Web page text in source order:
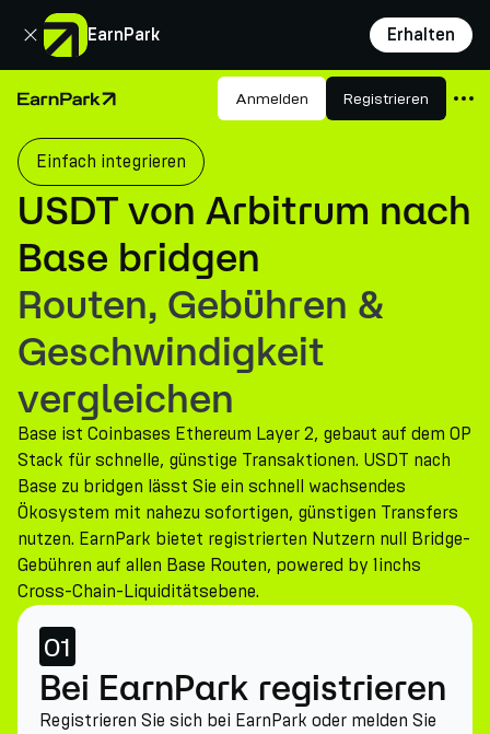
EarnPark Erhalten
Schließen
Startseite Anmelden Registrieren
Produkte
Märkte
Rechner
PARK Token
Ressourcen
Unternehmen
Einfach integrieren
USDT von Arbitrum nach
Base bridgen
Routen, Gebühren &
Geschwindigkeit
vergleichen
Base ist Coinbases Ethereum Layer 2, gebaut auf dem OP
Stack für schnelle, günstige Transaktionen. USDT nach
Base zu bridgen lässt Sie ein schnell wachsendes
Ökosystem mit nahezu sofortigen, günstigen Transfers
nutzen. EarnPark bietet registrierten Nutzern null Bridge-
Gebühren auf allen Base Routen, powered by 1inchs
Cross-Chain-Liquiditätsebene.
01
Bei EarnPark registrieren
Registrieren Sie sich bei EarnPark oder melden Sie